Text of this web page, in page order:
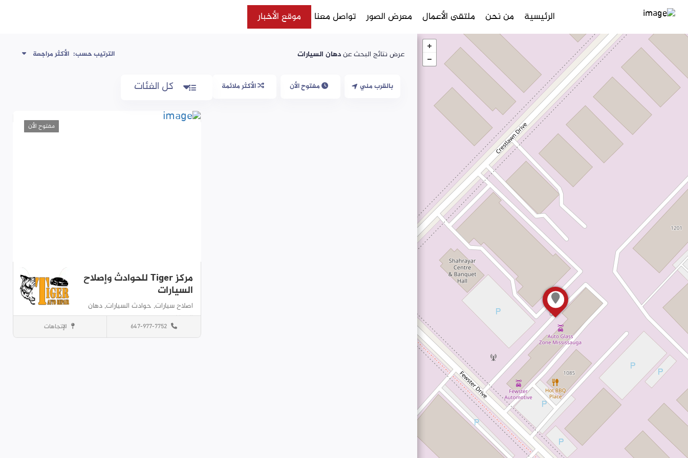
الرئيسية من نحن ملتقى الأعمال معرض الصور تواصل معنا موقع الأخبار
عرض نتائج البحث عندهان السيارات الترتيب حسب: الأكثر مراجعة
بالقرب مني مفتوح الأن الأكثر ملائمة كل الفئات
مفتوح الأن
مركز Tiger للحوادث وإصلاح
السيارات
اصلاح سيارات, حوادث السيارات,دهان
السيارات,
اصلاح السيارات Mississauga الإتجاهات 647-977-7752